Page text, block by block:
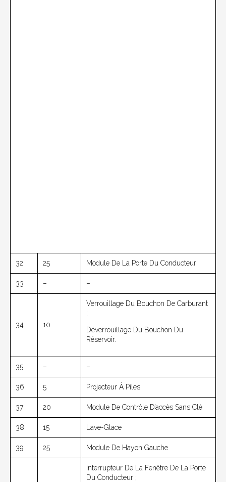
32 25 Module De La Porte Du Conducteur
33 – –
34 10
Verrouillage Du Bouchon De Carburant
;
Déverrouillage Du Bouchon Du
Réservoir.
35 – –
36 5 Projecteur À Piles
37 20 Module De Contrôle D’accès Sans Clé
38 15 Lave-Glace
39 25 Module De Hayon Gauche
Interrupteur De La Fenêtre De La Porte
Du Conducteur ;